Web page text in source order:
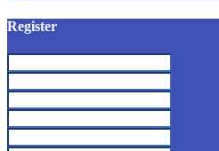
Register